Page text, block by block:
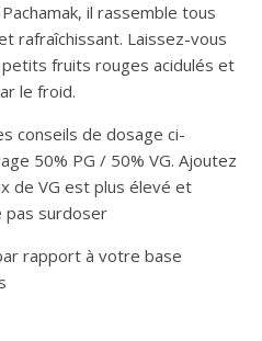
il rassemble tous
rafraîchissant. Laissez-vous
fruits rouges acidulés et
le froid.
conseils de dosage ci-
50% PG / 50% VG. Ajoutez
de VG est plus élevé et
pas surdoser
rapport à votre base